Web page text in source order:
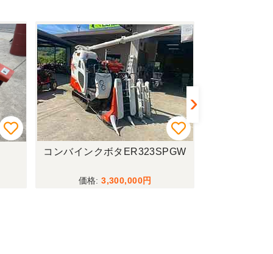
コンバインクボタER323SPGW
3,300,000